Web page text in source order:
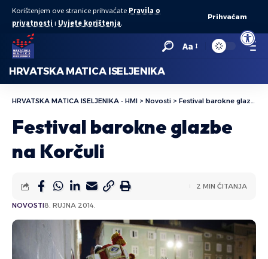
Open
Korištenjem ove stranice prihvaćate Pravila o
privatnosti i Uvjete korištenja.
Prihvaćam
Aa
HRVATSKA MATICA ISELJENIKA
HRVATSKA MATICA ISELJENIKA - HMI > Novosti > Festival barokne glazbe na Korčuli
Festival barokne glazbe
na Korčuli
NOVOSTI8. RUJNA 2014.
2 MIN ČITANJA